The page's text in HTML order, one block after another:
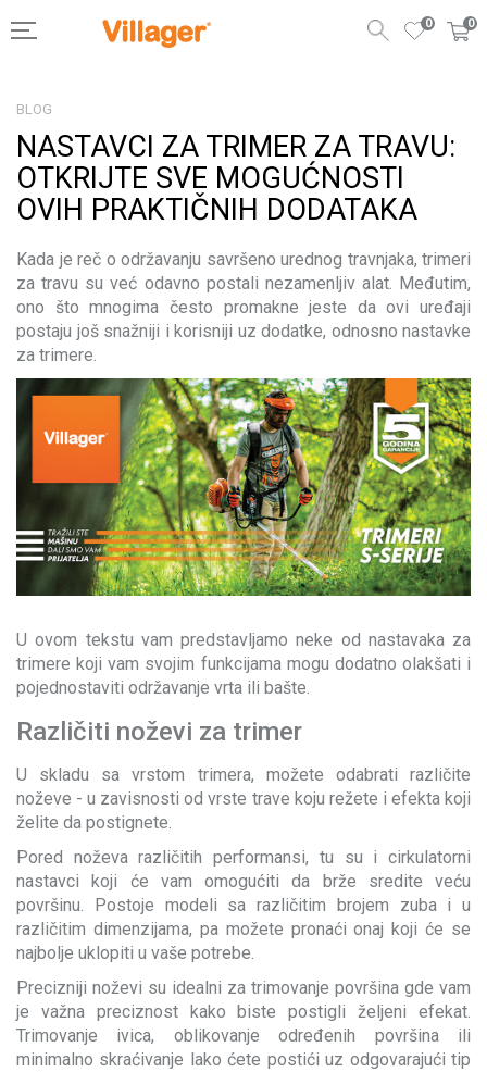
0
0
BLOG
NASTAVCI ZA TRIMER ZA TRAVU:
OTKRIJTE SVE MOGUĆNOSTI
OVIH PRAKTIČNIH DODATAKA
Kada je reč o održavanju savršeno urednog travnjaka, trimeri
za travu su već odavno postali nezamenljiv alat. Međutim,
ono što mnogima često promakne jeste da ovi uređaji
postaju još snažniji i korisniji uz dodatke, odnosno nastavke
za trimere.
U ovom tekstu vam predstavljamo neke od nastavaka za
trimere koji vam svojim funkcijama mogu dodatno olakšati i
pojednostaviti održavanje vrta ili bašte.
Različiti noževi za trimer
U skladu sa vrstom trimera, možete odabrati različite
noževe - u zavisnosti od vrste trave koju režete i efekta koji
želite da postignete.
Pored noževa različitih performansi, tu su i cirkulatorni
nastavci koji će vam omogućiti da brže sredite veću
površinu. Postoje modeli sa različitim brojem zuba i u
različitim dimenzijama, pa možete pronaći onaj koji će se
najbolje uklopiti u vaše potrebe.
Precizniji noževi su idealni za trimovanje površina gde vam
je važna preciznost kako biste postigli željeni efekat.
Trimovanje ivica, oblikovanje određenih površina ili
minimalno skraćivanje lako ćete postići uz odgovarajući tip